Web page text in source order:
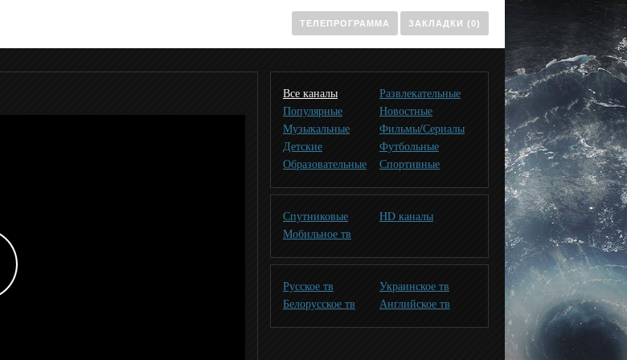
ТЕЛЕПРОГРАММА ЗАКЛАДКИ (0)
Все каналы
Развлекательные
Популярные
Новостные
Музыкальные
Фильмы/Сериалы
Детские
Футбольные
Образовательные
Спортивные
Спутниковые
HD каналы
Мобильное тв
Русское тв
Украинское тв
Белорусское тв
Английское тв